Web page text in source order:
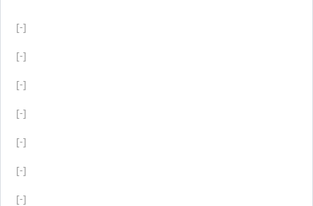
[-]
[-]
[-]
[-]
[-]
[-]
[-]